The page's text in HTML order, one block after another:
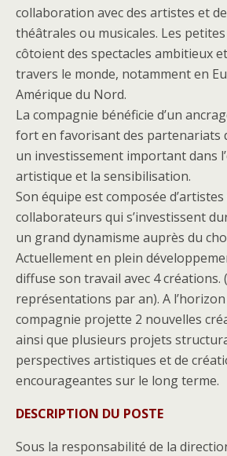
collaboration avec des artistes et
théâtrales ou musicales. Les
côtoient des spectacles ambitieux
travers le monde, notamment en
Amérique du Nord.
La compagnie bénéficie d’un
fort en favorisant des partenariats
un investissement important dans
artistique et la sensibilisation.
Son équipe est composée d’artistes
collaborateurs qui s’investissent
un grand dynamisme auprès du
Actuellement en plein
diffuse son travail avec 4 créations.
représentations par an). A
compagnie projette 2 nouvelles
ainsi que plusieurs projets
perspectives artistiques et de
encourageantes sur le long terme.
DESCRIPTION DU POSTE
Sous la responsabilité de la